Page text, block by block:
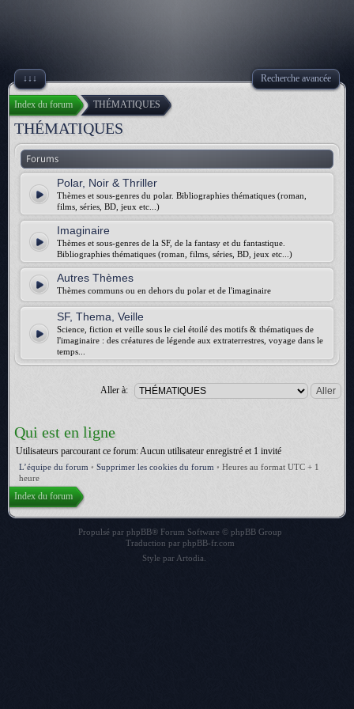
↓↓↓ Recherche avancée
Index du forum THÉMATIQUES
THÉMATIQUES
Forums
Polar, Noir & Thriller
Thèmes et sous-genres du polar. Bibliographies thématiques (roman,
films, séries, BD, jeux etc...)
Imaginaire
Thèmes et sous-genres de la SF, de la fantasy et du fantastique.
Bibliographies thématiques (roman, films, séries, BD, jeux etc...)
Autres Thèmes
Thèmes communs ou en dehors du polar et de l'imaginaire
SF, Thema, Veille
Science, fiction et veille sous le ciel étoilé des motifs & thématiques de
l'imaginaire : des créatures de légende aux extraterrestres, voyage dans le
temps...
Aller à:
Qui est en ligne
Utilisateurs parcourant ce forum: Aucun utilisateur enregistré et 1 invité
L’équipe du forum • Supprimer les cookies du forum • Heures au format UTC + 1
heure
Index du forum
Propulsé par phpBB® Forum Software © phpBB Group
Traduction par phpBB-fr.com
Style par Artodia